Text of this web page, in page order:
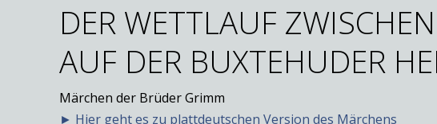
DER WETTLAUF
AUF DER BUXTEHUDER
Märchen der Brüder Grimm
► Hier geht es zu plattdeutschen Version des Märchens